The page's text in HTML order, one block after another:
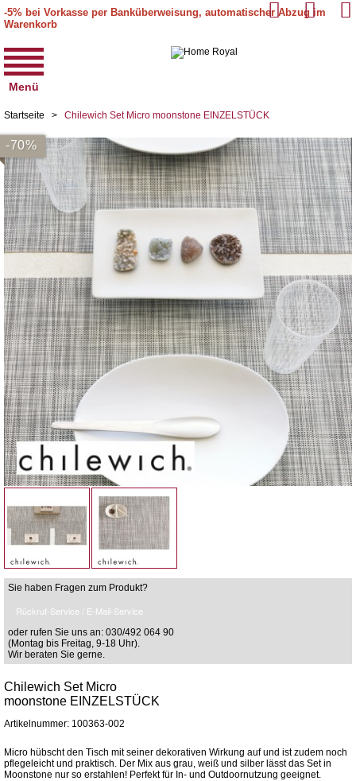
-5% bei Vorkasse per Banküberweisung, automatischer Abzug im
Warenkorb
Menü
Startseite > Chilewich Set Micro moonstone EINZELSTÜCK
-70%
Sie haben Fragen zum Produkt?
Rückruf-Service / E-Mail-Service
oder rufen Sie uns an: 030/492 064 90
(Montag bis Freitag, 9-18 Uhr).
Wir beraten Sie gerne.
Chilewich Set Micro
moonstone EINZELSTÜCK
Artikelnummer: 100363-002
Micro hübscht den Tisch mit seiner dekorativen Wirkung auf und ist zudem noch
pflegeleicht und praktisch. Der Mix aus grau, weiß und silber lässt das Set in
Moonstone nur so erstahlen! Perfekt für In- und Outdoornutzung geeignet.